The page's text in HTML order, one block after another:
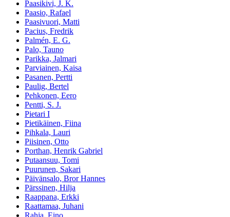
Paasikivi, J. K.
Paasio, Rafael
Paasivuori, Matti
Pacius, Fredrik
Palmén, E. G.
Palo, Tauno
Parikka, Jalmari
Parviainen, Kaisa
Pasanen, Pertti
Paulig, Bertel
Pehkonen, Eero
Pentti, S. J.
Pietari I
Pietikäinen, Fiina
Pihkala, Lauri
Piisinen, Otto
Porthan, Henrik Gabriel
Putaansuu, Tomi
Puurunen, Sakari
Päivänsalo, Bror Hannes
Pärssinen, Hilja
Raappana, Erkki
Raattamaa, Juhani